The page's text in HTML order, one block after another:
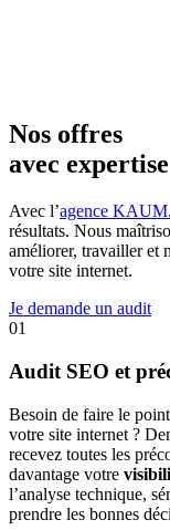
Nos offres
avec
Avec l’agence KAUM.
résultats. Nous
améliorer, travailler et
votre site internet.
Je demande un audit
01
Audit SEO et
Besoin de faire le
votre site internet ?
recevez toutes les
davantage votre
l’analyse technique,
prendre les bonnes